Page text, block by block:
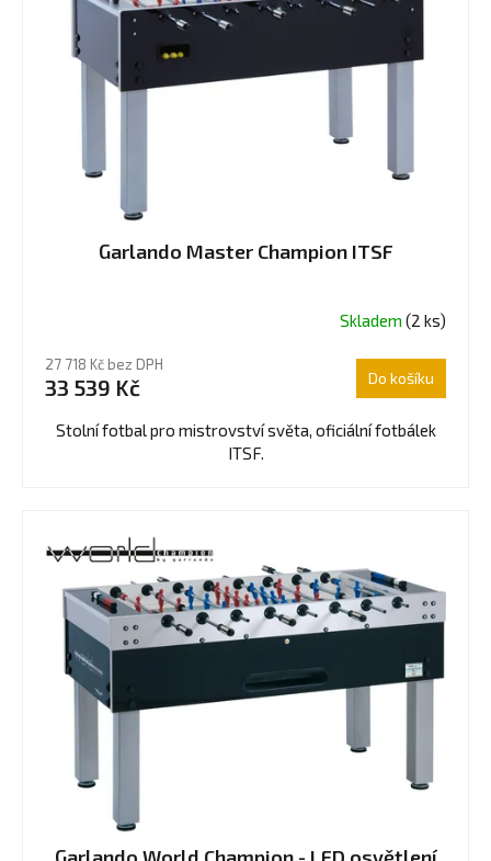
Garlando Master Champion ITSF
produktu
je
Skladem(2 ks)
27 718 Kč bez DPH
33 539 Kč Do košíku
Stolní fotbal pro mistrovství světa, oficiální fotbálek
ITSF.